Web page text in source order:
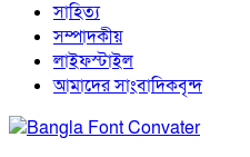
সাহিত্য
সম্পাদকীয়
লাইফস্টাইল
আমাদের সাংবাদিকবৃন্দ